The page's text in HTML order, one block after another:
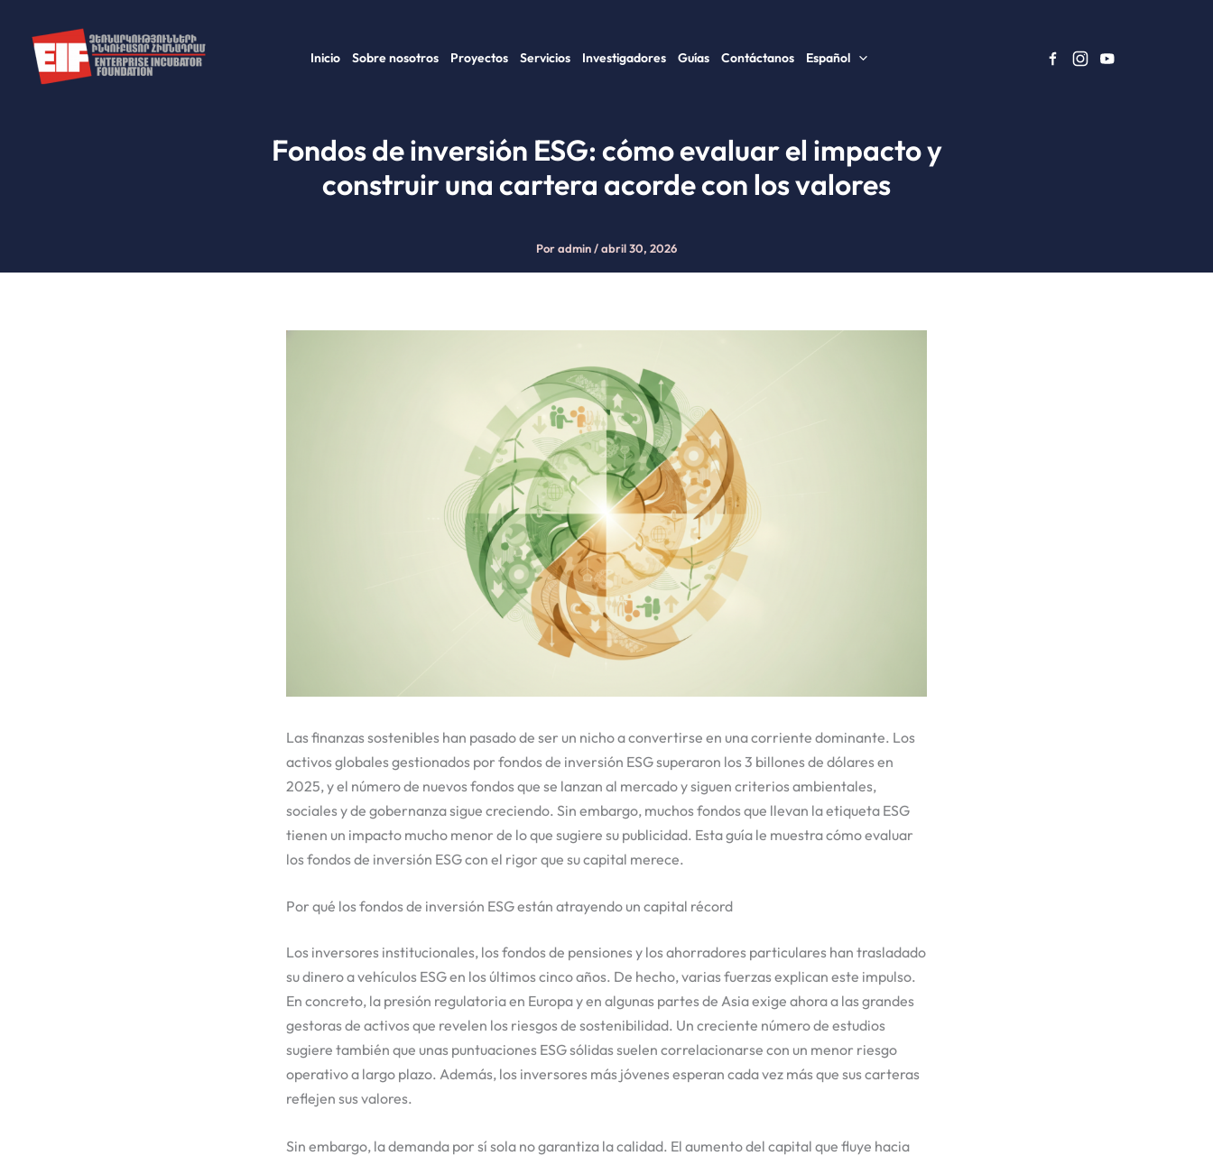
contenido
Inicio Sobre nosotros Proyectos Servicios Investigadores Guías Contáctanos Español
Fondos de inversión ESG: cómo evaluar el impacto y
construir una cartera acorde con los valores
Poradmin/abril 30, 2026
Las finanzas sostenibles han pasado de ser un nicho a convertirse en una corriente dominante. Los
activos globales gestionados por fondos de inversión ESG superaron los 3 billones de dólares en
2025, y el número de nuevos fondos que se lanzan al mercado y siguen criterios ambientales,
sociales y de gobernanza sigue creciendo. Sin embargo, muchos fondos que llevan la etiqueta ESG
tienen un impacto mucho menor de lo que sugiere su publicidad. Esta guía le muestra cómo evaluar
los fondos de inversión ESG con el rigor que su capital merece.
Por qué los fondos de inversión ESG están atrayendo un capital récord
Los inversores institucionales, los fondos de pensiones y los ahorradores particulares han trasladado
su dinero a vehículos ESG en los últimos cinco años. De hecho, varias fuerzas explican este impulso.
En concreto, la presión regulatoria en Europa y en algunas partes de Asia exige ahora a las grandes
gestoras de activos que revelen los riesgos de sostenibilidad. Un creciente número de estudios
sugiere también que unas puntuaciones ESG sólidas suelen correlacionarse con un menor riesgo
operativo a largo plazo. Además, los inversores más jóvenes esperan cada vez más que sus carteras
reflejen sus valores.
Sin embargo, la demanda por sí sola no garantiza la calidad. El aumento del capital que fluye hacia